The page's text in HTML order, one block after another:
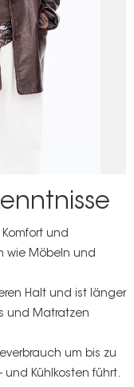
und
wie Möbeln und
Halt und ist länger
und Matratzen
um bis zu
und Kühlkosten führt.